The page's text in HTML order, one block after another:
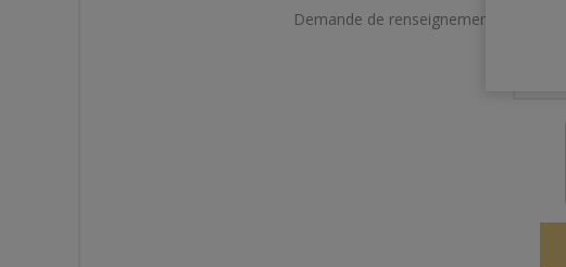
Demande de renseignements